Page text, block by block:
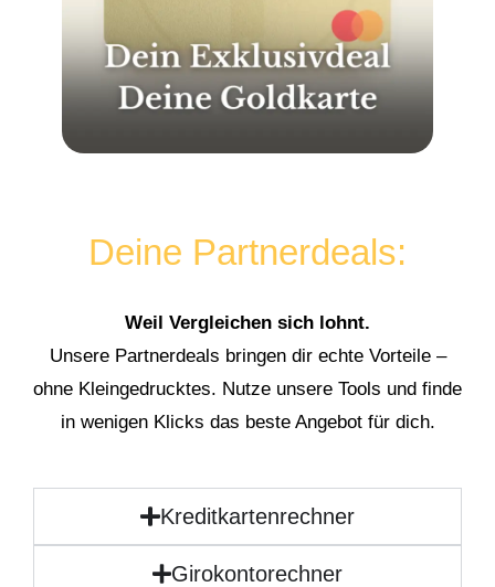
Deine Partnerdeals:
Weil Vergleichen sich lohnt.
Unsere Partnerdeals bringen dir echte Vorteile –
ohne Kleingedrucktes. Nutze unsere Tools und finde
in wenigen Klicks das beste Angebot für dich.
Kreditkartenrechner
Girokontorechner